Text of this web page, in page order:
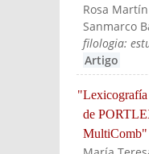
Rosa
Sanmarco
filologia:
Artigo
"Lexicografía
de
MultiComb"